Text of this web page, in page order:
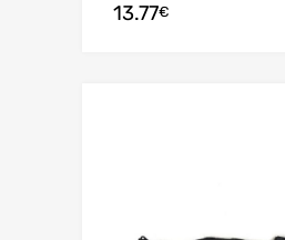
13.77€